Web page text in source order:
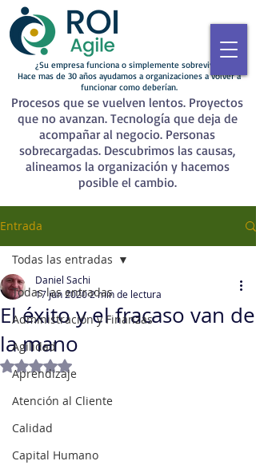
¿Su empresa funciona o simplemente sobrevive?
Hace mas de 30 años ayudamos a organizaciones a volver a
funcionar como deberían.
Procesos que se vuelven lentos. Proyectos
que no avanzan. Tecnología que deja de
acompañar al negocio. Personas
sobrecargadas. Descubrimos las causas,
alineamos la organización y hacemos
posible el cambio.
Entrada
Todas las entradas
Administración y Finanzas
Agilidad
Aprendizaje
Atención al Cliente
Calidad
Capital Humano
Todas las entradas
El éxito y el fracaso van de
la mano
Daniel Sachi
17 jun 20202 min de lectura
Obtuvo NaN de 5 estrellas.